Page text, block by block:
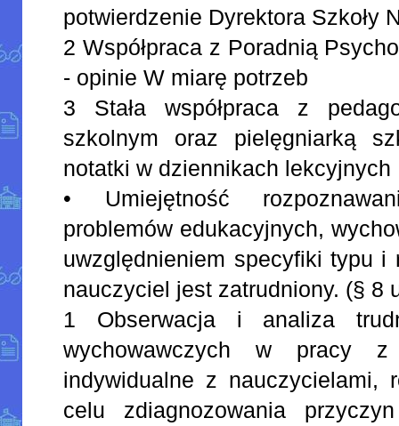
potwierdzenie Dyrektora Szkoły
2 Współpraca z Poradnią
- opinie W miarę potrzeb
3 Stała współpraca z
szkolnym oraz pielęgniarką
notatki w dziennikach lekcyjnych
• Umiejętność
problemów edukacyjnych,
uwzględnieniem specyfiki typu i
nauczyciel jest zatrudniony. (§ 8
1 Obserwacja i analiza
wychowawczych w pracy z
indywidualne z nauczycielami,
celu zdiagnozowania